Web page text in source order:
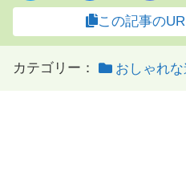
この記事の
カテゴリー： おしゃれ